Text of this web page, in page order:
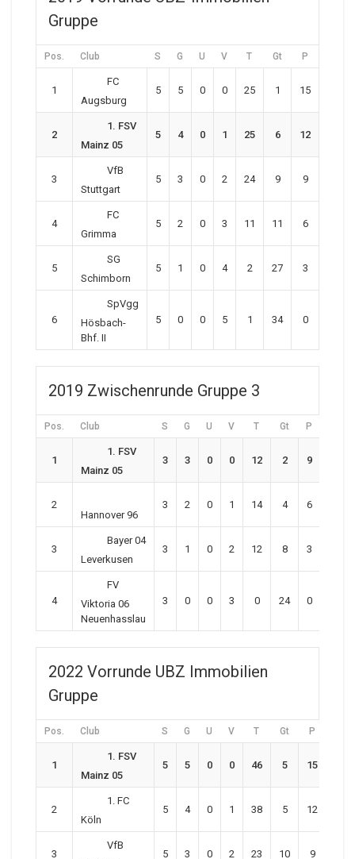
Gruppe
Pos. Club S G U V T Gt P
1
FC
Augsburg
5 5 0 0 25 1 15
2
1. FSV
Mainz 05
5 4 0 1 25 6 12
3
VfB
Stuttgart
5 3 0 2 24 9 9
4
FC
Grimma
5 2 0 3 11 11 6
5
SG
Schimborn
5 1 0 4 2 27 3
6
SpVgg
Hösbach-
Bhf. II
5 0 0 5 1 34 0
2019 Zwischenrunde Gruppe 3
Pos. Club S G U V T Gt P
1
1. FSV
Mainz 05
3 3 0 0 12 2 9
2
Hannover 96
3 2 0 1 14 4 6
3
Bayer 04
Leverkusen
3 1 0 2 12 8 3
4
FV
Viktoria 06
Neuenhasslau
3 0 0 3 0 24 0
2022 Vorrunde UBZ Immobilien
Gruppe
Pos. Club S G U V T Gt P
1
1. FSV
Mainz 05
5 5 0 0 46 5 15
2
1. FC
Köln
5 4 0 1 38 5 12
3
VfB
5 3 0 2 23 10 9